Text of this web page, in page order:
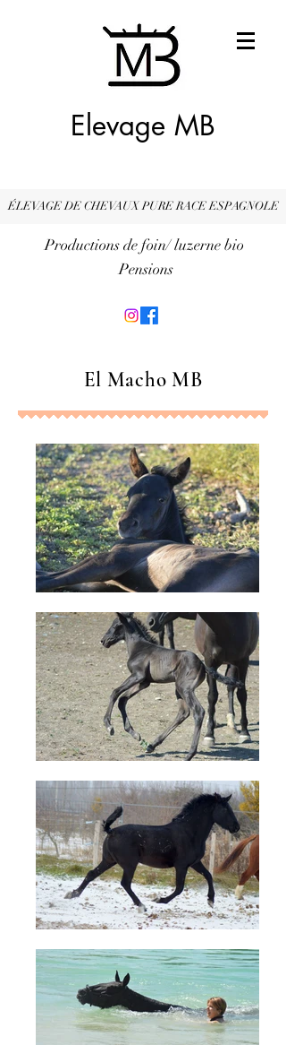
Elevage MB
ÉLEVAGE DE CHEVAUX PURE RACE ESPAGNOLE
Productions de foin/ luzerne bio
Pensions
El Macho MB